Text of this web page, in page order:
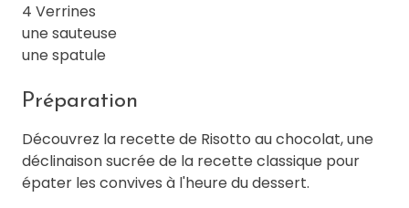
4 Verrines
une sauteuse
une spatule
Préparation
Découvrez la recette de Risotto au chocolat, une
déclinaison sucrée de la recette classique pour
épater les convives à l'heure du dessert.